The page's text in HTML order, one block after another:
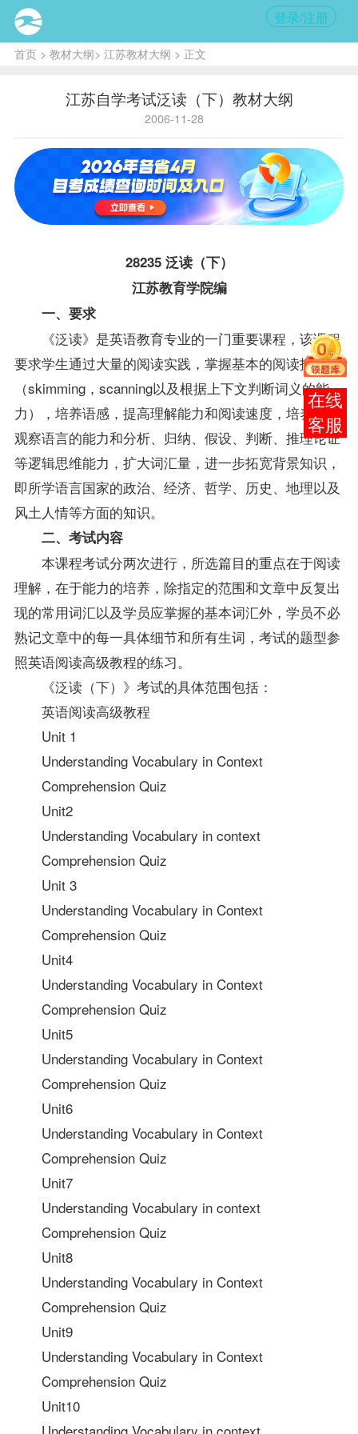
登录/注册
首页> 教材大纲> 江苏教材大纲 > 正文
江苏自学考试泛读（下）教材大纲
2006-11-28
28235 泛读（下）
江苏教育学院编
一、要求
《泛读》是英语教育专业的一门重要课程 ，该课程
要求学生通过大量的阅读实践，掌握基本的阅读技巧
（skimming，scanning以及根据上下文判断词义的能
力），培养语感，提高理解能力和阅读速度，培养细致
观察语言的能力和分析、归纳、假设、判断、推理论证
等逻辑思维能力，扩大词汇量，进一步拓宽背景知识，
即所学语言国家的政治、经济、哲学、历史、地理以及
风土人情等方面的知识。
二、考试内容
本课程考试分两次进行，所选篇目的重点在于阅读
理解，在于能力的培养，除指定的范围和文章中反复出
现的常用词汇以及学员应掌握的基本词汇外，学员不必
熟记文章中的每一具体细节和所有生词，考试的题型参
照英语阅读高级教程的练习。
《泛读（下）》考试的具体范围包括：
英语阅读高级教程
Unit 1
Understanding Vocabulary in Context
Comprehension Quiz
Unit2
Understanding Vocabulary in context
Comprehension Quiz
Unit 3
Understanding Vocabulary in Context
Comprehension Quiz
Unit4
Understanding Vocabulary in Context
Comprehension Quiz
Unit5
Understanding Vocabulary in Context
Comprehension Quiz
Unit6
Understanding Vocabulary in Context
Comprehension Quiz
Unit7
Understanding Vocabulary in context
Comprehension Quiz
Unit8
Understanding Vocabulary in Context
Comprehension Quiz
Unit9
Understanding Vocabulary in Context
Comprehension Quiz
Unit10
报考
咨询